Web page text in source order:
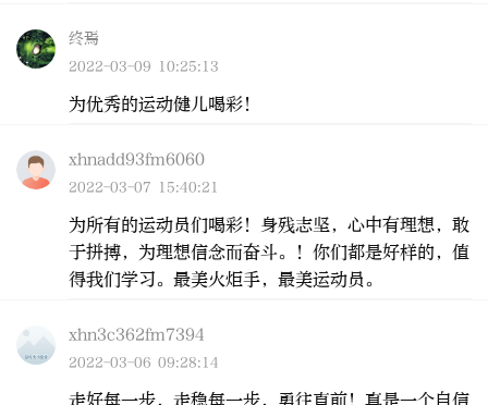
终焉
2022-03-09 10:25:13
为优秀的运动健儿喝彩！
xhnadd93fm6060
2022-03-07 15:40:21
为所有的运动员们喝彩！身残志坚，心中有理想，敢
于拼搏，为理想信念而奋斗。！你们都是好样的，值
得我们学习。最美火炬手，最美运动员。
xhn3c362fm7394
2022-03-06 09:28:14
走好每一步，走稳每一步，勇往直前！真是一个自信